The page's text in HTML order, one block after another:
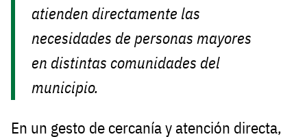
atienden directamente las
necesidades de personas mayores
en distintas comunidades del
municipio.
En un gesto de cercanía y atención directa,